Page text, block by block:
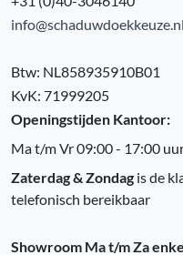
info@schaduwdoekkeuze.nl
Btw: NL858935910B01
KvK: 71999205
Openingstijden Kantoor:
Ma t/m Vr 09:00 - 17:00
Zaterdag & Zondag is de
telefonisch bereikbaar
Showroom Ma t/m Za